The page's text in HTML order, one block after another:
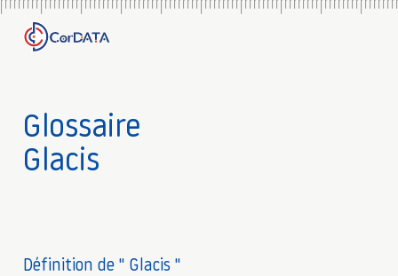
Glossaire
Glacis
Définition de " Glacis "